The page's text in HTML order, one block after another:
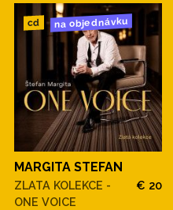
cd na objednávku
MARGITA STEFAN
ZLATA KOLEKCE -
ONE VOICE
€ 20